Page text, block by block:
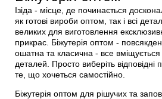
Ізіда - місце, де починається
як готові вироби оптом, так і всі
великих для виготовлення
прикрас. Біжутерія оптом -
ошатна та класична - все вміщується
деталей. Просто виберіть відповідні
те, що хочеться самостійно.
Біжутерія оптом для рішучих та